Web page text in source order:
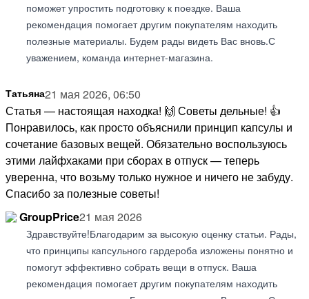
поможет упростить подготовку к поездке. Ваша
рекомендация помогает другим покупателям находить
полезные материалы. Будем рады видеть Вас вновь.С
уважением, команда интернет-магазина.
Татьяна21 мая 2026, 06:50
Статья — настоящая находка! 🙌 Советы дельные! 👍
Понравилось, как просто объяснили принцип капсулы и
сочетание базовых вещей. Обязательно воспользуюсь
этими лайфхаками при сборах в отпуск — теперь
уверенна, что возьму только нужное и ничего не забуду.
Спасибо за полезные советы!
GroupPrice21 мая 2026
Здравствуйте!Благодарим за высокую оценку статьи. Рады,
что принципы капсульного гардероба изложены понятно и
помогут эффективно собрать вещи в отпуск. Ваша
рекомендация помогает другим покупателям находить